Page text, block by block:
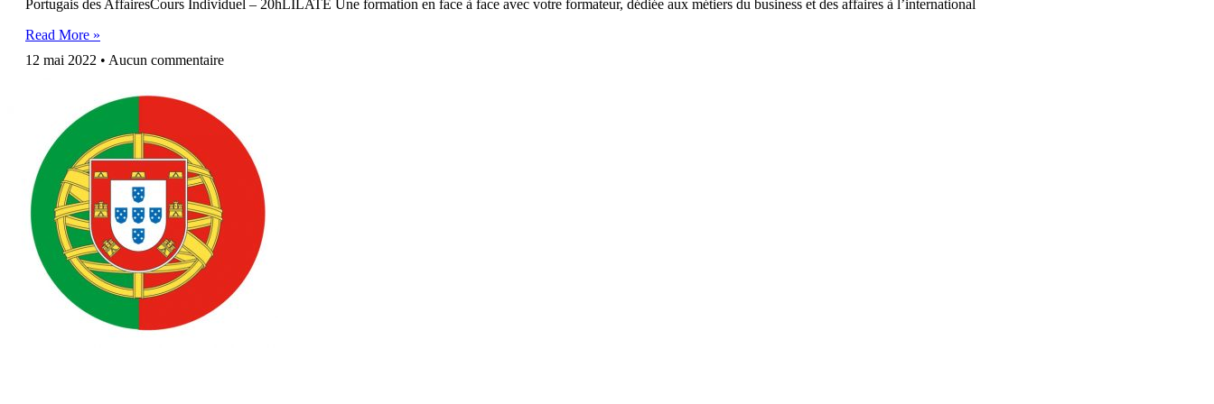
Portugais des AffairesCours Individuel – 20hLILATE Une formation en face à face avec votre formateur, dédiée aux métiers du business et des affaires à l’international
Read More »
12 mai 2022
Aucun commentaire